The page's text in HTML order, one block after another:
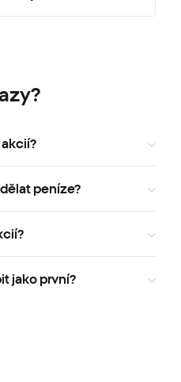
peníze?
jako první?